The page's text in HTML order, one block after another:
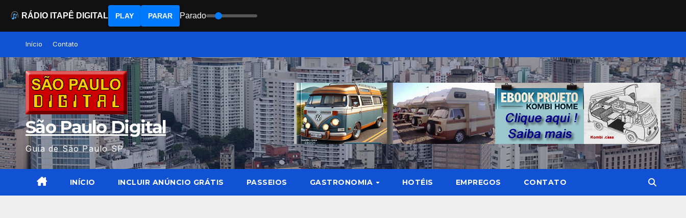
content
Início Contato
São Paulo Digital
Guia de São Paulo SP
INÍCIO INCLUIR ANÚNCIO GRÁTIS PASSEIOS GASTRONOMIA HOTÉIS EMPREGOS CONTATO
RÁDIO ITAPÊ DIGITAL PLAY PARAR Parado